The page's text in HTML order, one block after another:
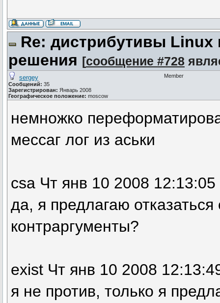
Re: дистрибутивы Linux
решения [сообщение #728
sergey
Сообщений: 35
Зарегистрирован: Январь 2008
Географическое положение: moscow
Member
немножко
мессаг лог из аськи
csa Чт янв 10 2008 12:13:05
да, я предлагаю
контраргументы?
exist Чт янв 10 2008
я не против, только я